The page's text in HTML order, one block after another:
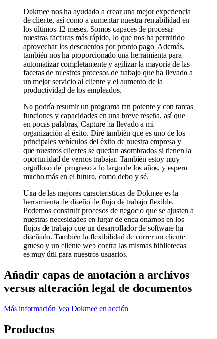
Dokmee nos ha ayudado a crear una mejor experiencia
de cliente, así como a aumentar nuestra rentabilidad en
los últimos 12 meses. Somos capaces de procesar
nuestras facturas más rápido, lo que nos ha permitido
aprovechar los descuentos por pronto pago. Además,
también nos ha proporcionado una herramienta para
automatizar completamente y agilizar la mayoría de las
facetas de nuestros procesos de trabajo que ha llevado a
un mejor servicio al cliente y el aumento de la
productividad de los empleados.
No podría resumir un programa tan potente y con tantas
funciones y capacidades en una breve reseña, así que,
en pocas palabras, Capture ha llevado a mi
organización al éxito. Diré también que es uno de los
principales vehículos del éxito de nuestra empresa y
que nuestros clientes se quedan asombrados si tienen la
oportunidad de vernos trabajar. También estoy muy
orgulloso del progreso a lo largo de los años, y espero
mucho más en el futuro, como debo y sé.
Una de las mejores características de Dokmee es la
herramienta de diseño de flujo de trabajo flexible.
Podemos construir procesos de negocio que se ajusten a
nuestras necesidades en lugar de encajonarnos en los
flujos de trabajo que un desarrollador de software ha
diseñado. También la flexibilidad de correr un cliente
grueso y un cliente web contra las mismas bibliotecas
es muy útil para nuestros usuarios.
Añadir capas de anotación a archivos
versus alteración legal de documentos
Más información Vea Dokmee en acción
Productos